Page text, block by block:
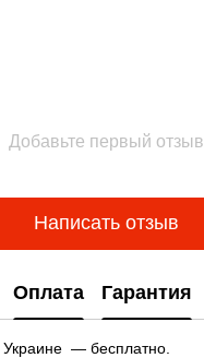
Добавьте первый отзыв
Написать отзыв
Оплата Гарантия
Украине — бесплатно.